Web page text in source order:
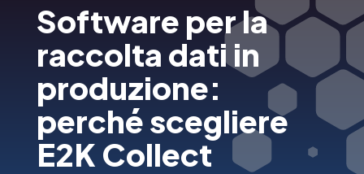
Software per la
raccolta dati in
produzione:
perché scegliere
E2K Collect